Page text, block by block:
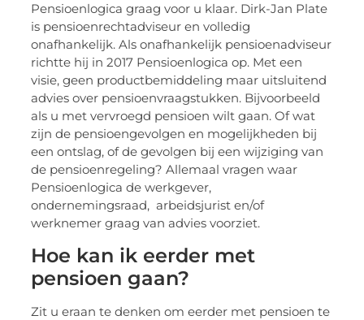
Pensioenlogica graag voor u klaar. Dirk-Jan Plate
is pensioenrechtadviseur en volledig
onafhankelijk. Als onafhankelijk pensioenadviseur
richtte hij in 2017 Pensioenlogica op. Met een
visie, geen productbemiddeling maar uitsluitend
advies over pensioenvraagstukken. Bijvoorbeeld
als u met vervroegd pensioen wilt gaan. Of wat
zijn de pensioengevolgen en mogelijkheden bij
een ontslag, of de gevolgen bij een wijziging van
de pensioenregeling? Allemaal vragen waar
Pensioenlogica de werkgever,
ondernemingsraad, arbeidsjurist en/of
werknemer graag van advies voorziet.
Hoe kan ik eerder met
pensioen gaan?
Zit u eraan te denken om eerder met pensioen te